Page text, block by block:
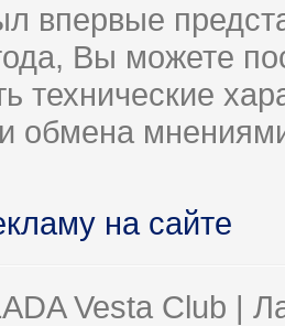
впервые
Вы можете
технические
обмена
на сайте
Vesta Club |